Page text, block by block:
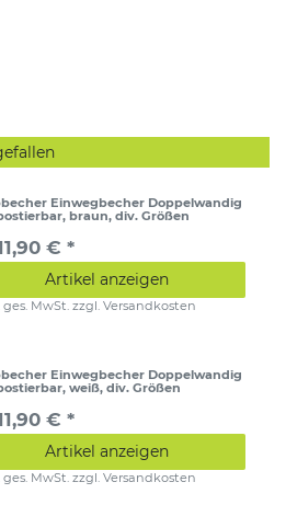
Einwegbecher Doppelwandig
braun, div. Größen
€ *
Artikel anzeigen
MwSt. zzgl.Versandkosten
Einwegbecher Doppelwandig
weiß, div. Größen
€ *
Artikel anzeigen
ges. MwSt. zzgl.Versandkosten